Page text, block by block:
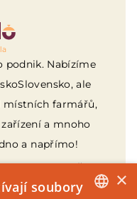
podnik. Nabízíme
ale
farmářů,
a mnoho
a napřímo!
165/1, Pod
×
soubory